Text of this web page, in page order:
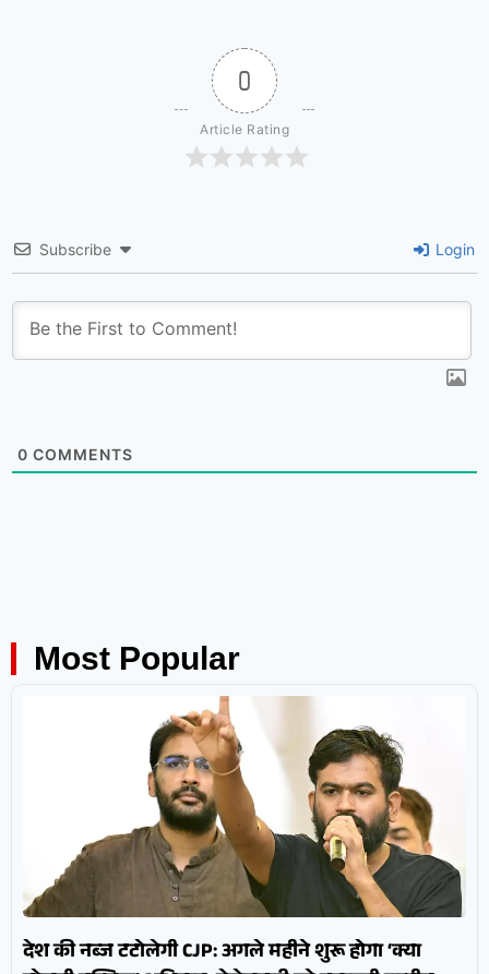
0
Article Rating
Subscribe Login
0 COMMENTS
Most Popular
देश की नब्ज टटोलेगी CJP: अगले महीने शुरू होगा ‘क्या